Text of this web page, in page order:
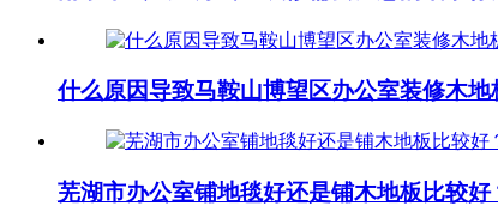
什么原因导致马鞍山博望区办公室装修木
芜湖市办公室铺地毯好还是铺木地板比较好